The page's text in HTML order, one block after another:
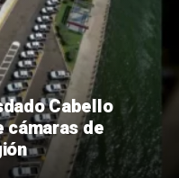
Cabello
cámaras de